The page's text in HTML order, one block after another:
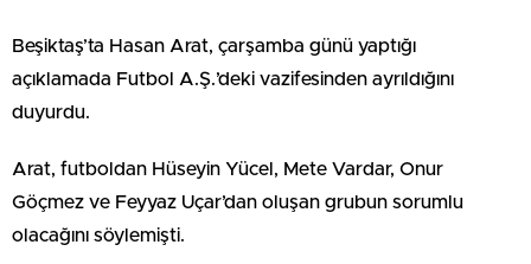
Beşiktaş’ta Hasan Arat, çarşamba günü yaptığı
açıklamada Futbol A.Ş.’deki vazifesinden ayrıldığını
duyurdu.
Arat, futboldan Hüseyin Yücel, Mete Vardar, Onur
Göçmez ve Feyyaz Uçar’dan oluşan grubun sorumlu
olacağını söylemişti.